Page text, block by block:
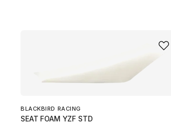
BLACKBIRD RACING
SEAT FOAM YZF STD